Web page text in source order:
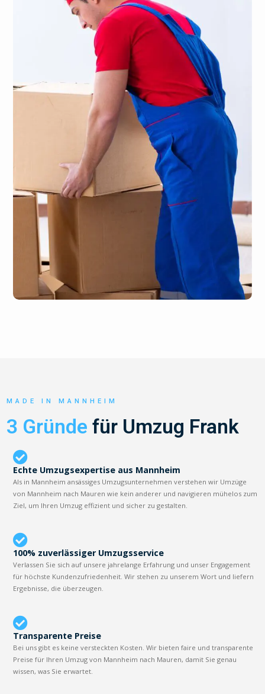
MADE IN MANNHEIM
3 Gründe für Umzug Frank
Echte Umzugsexpertise aus Mannheim
Als in Mannheim ansässiges Umzugsunternehmen verstehen wir Umzüge
von Mannheim nach Mauren wie kein anderer und navigieren mühelos zum
Ziel, um Ihren Umzug effizient und sicher zu gestalten.
100% zuverlässiger Umzugsservice
Verlassen Sie sich auf unsere jahrelange Erfahrung und unser Engagement
für höchste Kundenzufriedenheit. Wir stehen zu unserem Wort und liefern
Ergebnisse, die überzeugen.
Transparente Preise
Bei uns gibt es keine versteckten Kosten. Wir bieten faire und transparente
Preise für Ihren Umzug von Mannheim nach Mauren, damit Sie genau
wissen, was Sie erwartet.